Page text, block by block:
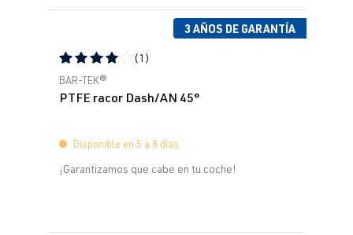
3 AÑOS DE GARANTÍA
Calificación promedio de 4 de 5 estrellas
(1)
BAR-TEK®
PTFE racor Dash/AN 45°
Disponible en 5 a 8 días
¡Garantizamos que cabe en tu coche!